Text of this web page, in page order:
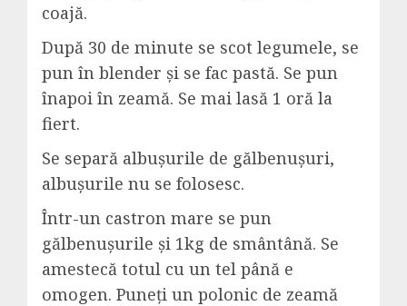
coajă.
După 30 de minute se scot legumele, se
pun în blender și se fac pastă. Se pun
înapoi în zeamă. Se mai lasă 1 oră la
fiert.
Se separă albușurile de gălbenușuri,
albușurile nu se folosesc.
Într-un castron mare se pun
gălbenușurile și 1kg de smântână. Se
amestecă totul cu un tel până e
omogen. Puneți un polonic de zeamă